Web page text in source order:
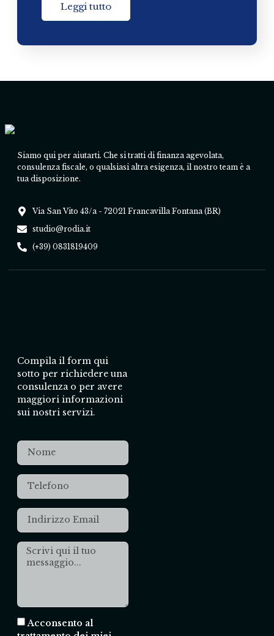
Leggi tutto
Siamo qui per aiutarti. Che si tratti di finanza agevolata,
consulenza fiscale, o qualsiasi altra esigenza, il nostro team è a
tua disposizione.
Via San Vito 43/a - 72021 Francavilla Fontana (BR)
studio@rodia.it
(+39) 0831819409
Compila il form qui
sotto per richiedere una
consulenza o per avere
maggiori informazioni
sui nostri servizi.
Acconsento al